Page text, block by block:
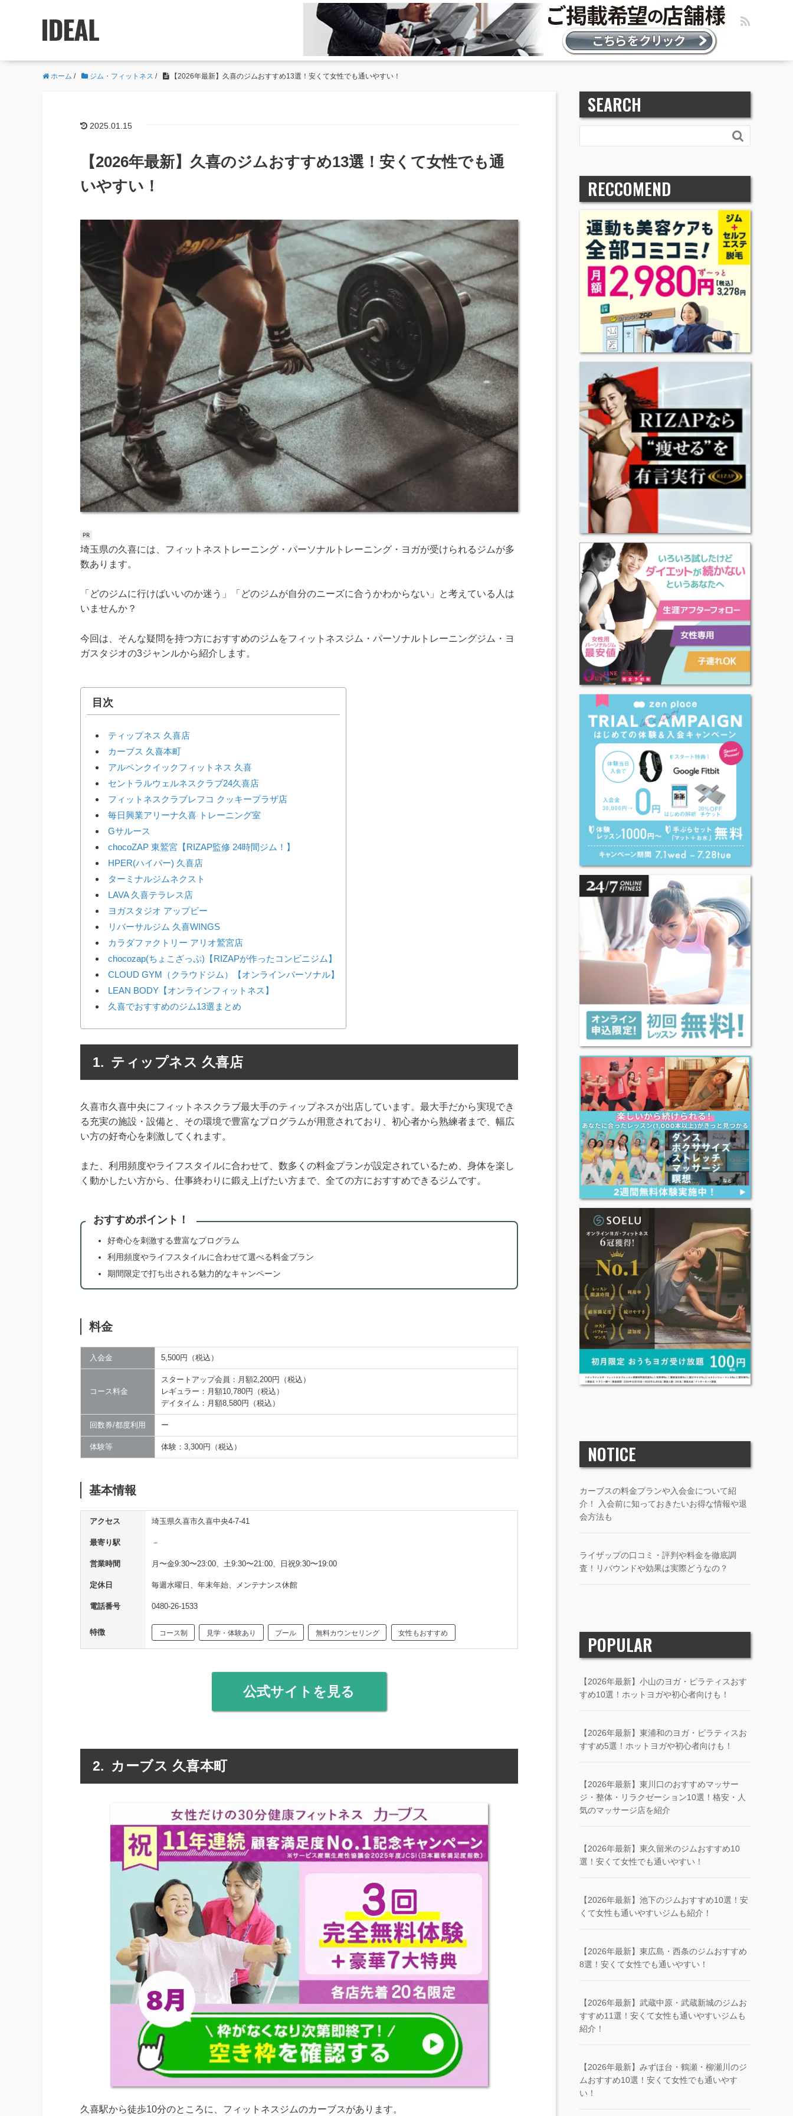
ホーム / ジム・フィットネス / 【2026年最新】久喜のジムおすすめ13選！安くて女性でも通いやすい！
2025.01.15
【2026年最新】久喜のジムおすすめ13選！安くて女性でも通
いやすい！
埼玉県の久喜には、フィットネストレーニング・パーソナルトレーニング・ヨガが受けられるジムが多
数あります。
「どのジムに行けばいいのか迷う」「どのジムが自分のニーズに合うかわからない」と考えている人は
いませんか？
今回は、そんな疑問を持つ方におすすめのジムをフィットネスジム・パーソナルトレーニングジム・ヨ
ガスタジオの3ジャンルから紹介します。
目次
ティップネス 久喜店
カーブス 久喜本町
アルペンクイックフィットネス 久喜
セントラルウェルネスクラブ24久喜店
フィットネスクラブレフコ クッキープラザ店
毎日興業アリーナ久喜 トレーニング室
Gサルース
chocoZAP 東鷲宮【RIZAP監修 24時間ジム！】
HPER(ハイパー) 久喜店
ターミナルジムネクスト
LAVA 久喜テラレス店
ヨガスタジオ アップビー
リバーサルジム 久喜WINGS
カラダファクトリー アリオ鷲宮店
chocozap(ちょこざっぷ)【RIZAPが作ったコンビニジム】
CLOUD GYM（クラウドジム）【オンラインパーソナル】
LEAN BODY【オンラインフィットネス】
久喜でおすすめのジム13選まとめ
ティップネス 久喜店
久喜市久喜中央にフィットネスクラブ最大手のティップネスが出店しています。最大手だから実現でき
る充実の施設・設備と、その環境で豊富なプログラムが用意されており、初心者から熟練者まで、幅広
い方の好奇心を刺激してくれます。
また、利用頻度やライフスタイルに合わせて、数多くの料金プランが設定されているため、身体を楽し
く動かしたい方から、仕事終わりに鍛え上げたい方まで、全ての方におすすめできるジムです。
おすすめポイント！
好奇心を刺激する豊富なプログラム
利用頻度やライフスタイルに合わせて選べる料金プラン
期間限定で打ち出される魅力的なキャンペーン
料金
入会金 5,500円（税込）
コース料金
スタートアップ会員：月額2,200円（税込）
レギュラー：月額10,780円（税込）
デイタイム：月額8,580円（税込）
回数券/都度利用 ー
体験等 体験：3,300円（税込）
基本情報
アクセス 埼玉県久喜市久喜中央4-7-41
最寄り駅 －
営業時間 月〜金9:30〜23:00、土9:30〜21:00、日祝9:30〜19:00
定休日 毎週水曜日、年末年始、メンテナンス休館
電話番号 0480-26-1533
特徴 コース制 見学・体験あり プール 無料カウンセリング 女性もおすすめ
公式サイトを見る
カーブス 久喜本町
久喜駅から徒歩10分のところに、フィットネスジムのカーブスがあります。
SEARCH

RECCOMEND
NOTICE
カーブスの料金プランや入会金について紹
介！ 入会前に知っておきたいお得な情報や退
会方法も
ライザップの口コミ・評判や料金を徹底調
査！リバウンドや効果は実際どうなの？
POPULAR
【2026年最新】小山のヨガ・ピラティスおす
すめ10選！ホットヨガや初心者向けも！
【2026年最新】東浦和のヨガ・ピラティスお
すすめ5選！ホットヨガや初心者向けも！
【2026年最新】東川口のおすすめマッサー
ジ・整体・リラクゼーション10選！格安・人
気のマッサージ店を紹介
【2026年最新】東久留米のジムおすすめ10
選！安くて女性でも通いやすい！
【2026年最新】池下のジムおすすめ10選！安
くて女性も通いやすいジムも紹介！
【2026年最新】東広島・西条のジムおすすめ
8選！安くて女性でも通いやすい！
【2026年最新】武蔵中原・武蔵新城のジムお
すすめ11選！安くて女性も通いやすいジムも
紹介！
【2026年最新】みずほ台・鶴瀬・柳瀬川のジ
ムおすすめ10選！安くて女性でも通いやす
い！